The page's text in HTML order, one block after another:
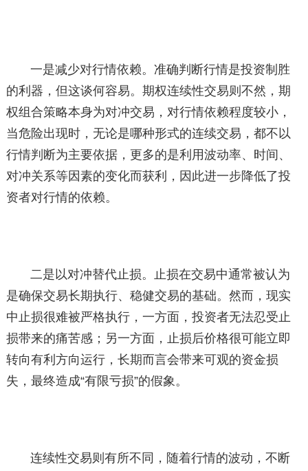
一是减少对行情依赖。准确判断行情是投资制胜
的利器，但这谈何容易。期权连续性交易则不然，期
权组合策略本身为对冲交易，对行情依赖程度较小，
当危险出现时，无论是哪种形式的连续交易，都不以
行情判断为主要依据，更多的是利用波动率、时间、
对冲关系等因素的变化而获利，因此进一步降低了投
资者对行情的依赖。
二是以对冲替代止损。止损在交易中通常被认为
是确保交易长期执行、稳健交易的基础。然而，现实
中止损很难被严格执行，一方面，投资者无法忍受止
损带来的痛苦感；另一方面，止损后价格很可能立即
转向有利方向运行，长期而言会带来可观的资金损
失，最终造成“有限亏损”的假象。
连续性交易则有所不同，随着行情的波动，不断